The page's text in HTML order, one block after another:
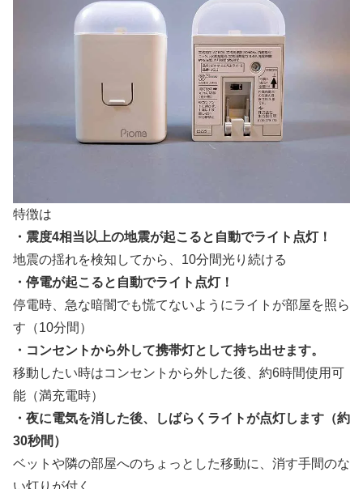
特徴は
・震度4相当以上の地震が起こると自動でライト点灯！
地震の揺れを検知してから、10分間光り続ける
・停電が起こると自動でライト点灯！
停電時、急な暗闇でも慌てないようにライトが部屋を照ら
す（10分間）
・コンセントから外して携帯灯として持ち出せます。
移動したい時はコンセントから外した後、約6時間使用可
能（満充電時）
・夜に電気を消した後、しばらくライトが点灯します（約
30秒間）
ベットや隣の部屋へのちょっとした移動に、消す手間のな
い灯りが付く